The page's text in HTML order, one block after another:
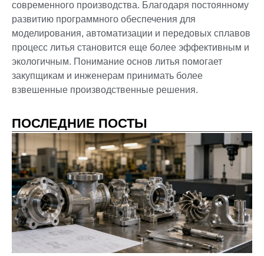
современного производства. Благодаря постоянному
развитию программного обеспечения для
моделирования, автоматизации и передовых сплавов
процесс литья становится еще более эффективным и
экологичным. Понимание основ литья помогает
закупщикам и инженерам принимать более
взвешенные производственные решения.
ПОСЛЕДНИЕ ПОСТЫ